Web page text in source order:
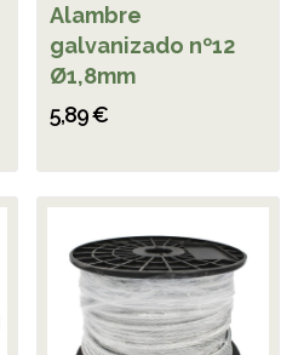
Alambre
galvanizado nº12
Ø1,8mm
5,89 €